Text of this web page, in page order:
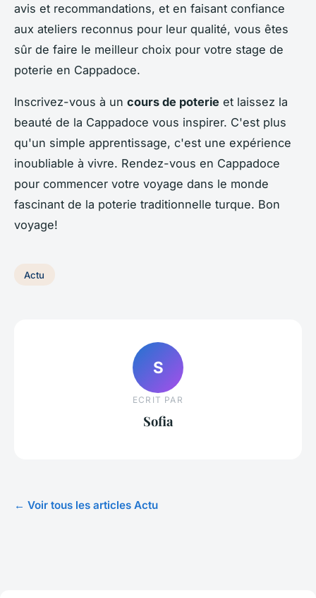
avis et recommandations, et en faisant confiance
aux ateliers reconnus pour leur qualité, vous êtes
sûr de faire le meilleur choix pour votre stage de
poterie en Cappadoce.
Inscrivez-vous à un cours de poterie et laissez la
beauté de la Cappadoce vous inspirer. C'est plus
qu'un simple apprentissage, c'est une expérience
inoubliable à vivre. Rendez-vous en Cappadoce
pour commencer votre voyage dans le monde
fascinant de la poterie traditionnelle turque. Bon
voyage!
Actu
S
ECRIT PAR
Sofia
← Voir tous les articles Actu